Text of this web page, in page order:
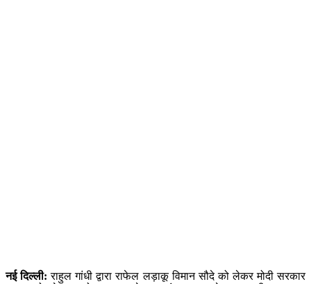
नई दिल्ली: राहुल गांधी द्वारा राफेल लड़ाकू विमान सौदे को लेकर मोदी सरकार